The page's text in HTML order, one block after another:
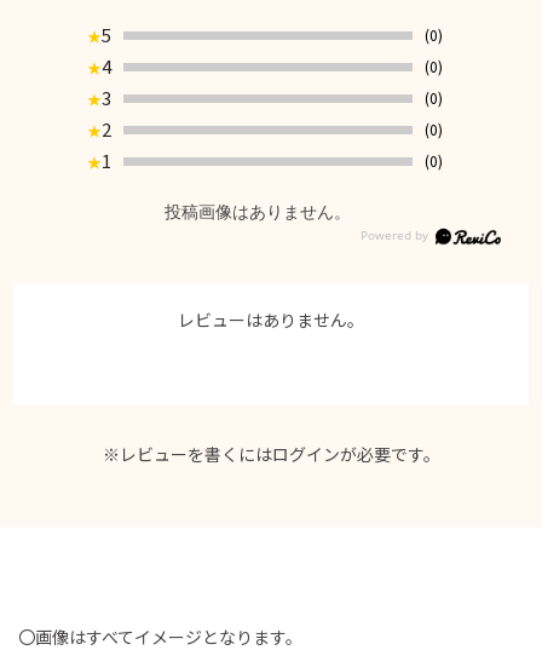
★5
(0)
★4
(0)
★3
(0)
★2
(0)
★1 (0)
投稿画像はありません。
レビューはありません。
※レビューを書くにはログインが必要です。
〇画像はすべてイメージとなります。